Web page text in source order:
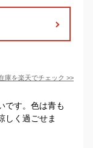
庫を楽天でチェック >>
です。色は青も
しく過ごせま